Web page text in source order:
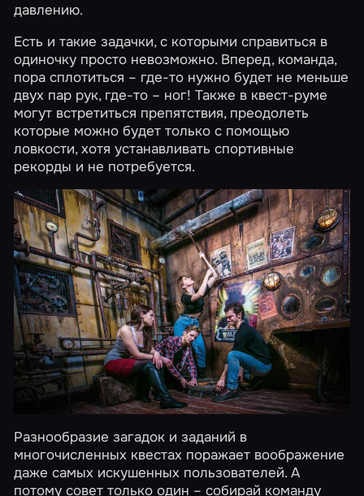
давлению.
Есть и такие задачки, с которыми справиться в
одиночку просто невозможно. Вперед, команда,
пора сплотиться – где-то нужно будет не меньше
двух пар рук, где-то – ног! Также в квест-руме
могут встретиться препятствия, преодолеть
которые можно будет только с помощью
ловкости, хотя устанавливать спортивные
рекорды и не потребуется.
Разнообразие загадок и заданий в
многочисленных квестах поражает воображение
даже самых искушенных пользователей. А
потому совет только один – собирай команду